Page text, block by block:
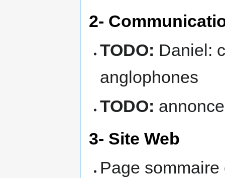
2-
TODO: Daniel:
anglophones
TODO:
3- Site Web
Page